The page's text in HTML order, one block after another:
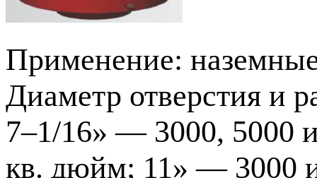
Применение:
Диаметр отверстия и
7–1/16» — 3000, 5000
кв. дюйм; 11» — 3000